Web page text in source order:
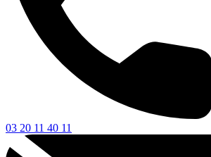
03 20 11 40 11